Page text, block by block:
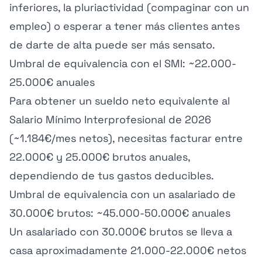
inferiores, la pluriactividad (compaginar con un
empleo) o esperar a tener más clientes antes
de darte de alta puede ser más sensato.
Umbral de equivalencia con el SMI: ~22.000-
25.000€ anuales
Para obtener un sueldo neto equivalente al
Salario Mínimo Interprofesional de 2026
(~1.184€/mes netos), necesitas facturar entre
22.000€ y 25.000€ brutos anuales,
dependiendo de tus gastos deducibles.
Umbral de equivalencia con un asalariado de
30.000€ brutos: ~45.000-50.000€ anuales
Un asalariado con 30.000€ brutos se lleva a
casa aproximadamente 21.000-22.000€ netos